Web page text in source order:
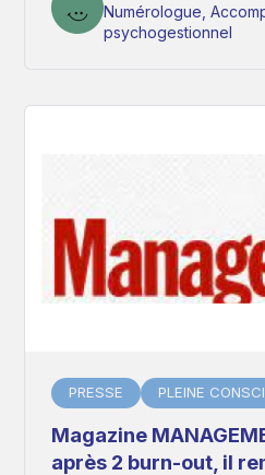
Numérologue,
psychogestionnel
PRESSE PLEINE
Magazine
après 2 burn-out, il